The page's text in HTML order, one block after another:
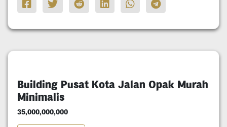
Building Pusat Kota Jalan Opak Murah
Minimalis
35,000,000,000